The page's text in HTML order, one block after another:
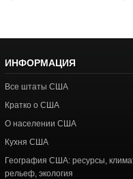
ИНФОРМАЦИЯ
Все штаты США
Кратко о США
О населении США
Кухня США
География США: ресурсы,
рельеф, экология